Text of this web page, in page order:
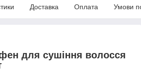
Доставка Оплата Умови
для сушіння волосся